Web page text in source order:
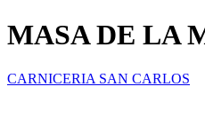
MASA DE LA
CARNICERIA SAN CARLOS